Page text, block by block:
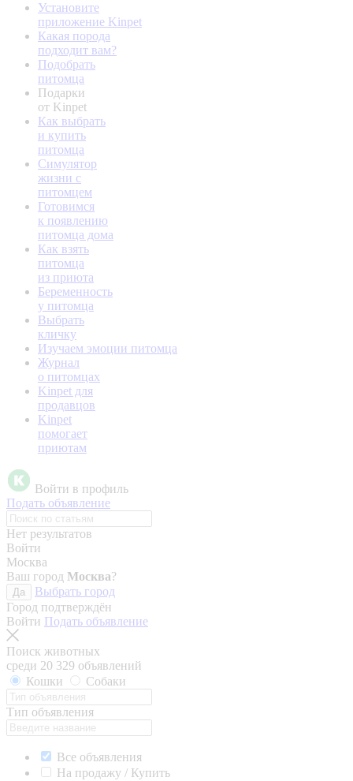
Установите
приложение Kinpet
Какая порода
подходит вам?
Подобрать
питомца
Подарки
от Kinpet
Как выбрать
и купить
питомца
Симулятор
жизни с
питомцем
Готовимся
к появлению
питомца дома
Как взять
питомца
из приюта
Беременность
у питомца
Выбрать
кличку
Изучаем эмоции питомца
Журнал
о питомцах
Kinpet для
продавцов
Kinpet
помогает
приютам
Войти в профиль
Подать объявление
Нет результатов
Войти
Москва
Ваш город Москва?
Да
Выбрать город
Город подтверждён
Войти Подать объявление
Поиск животных
среди 20 329 объявлений
Кошки
Собаки
Тип объявления
Все объявления
На продажу / Купить